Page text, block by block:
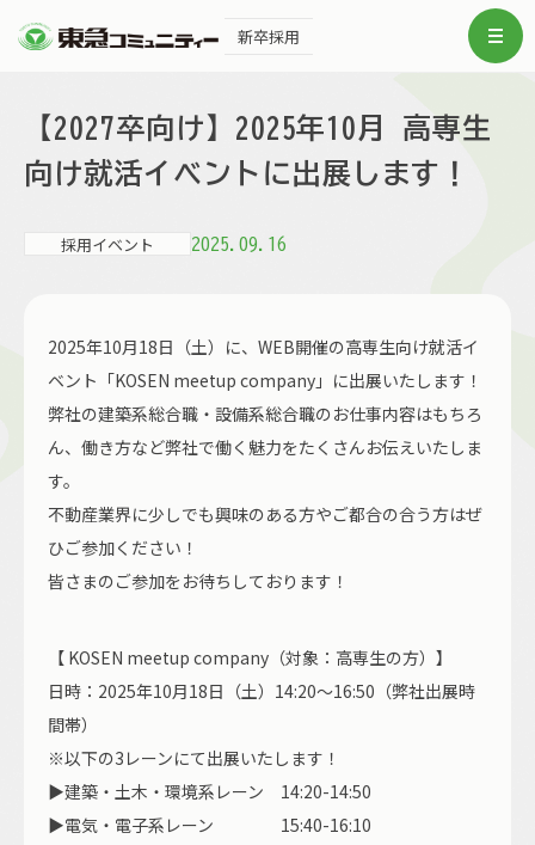
新卒採用
【2027卒向け】2025年10月 高専生
向け就活イベントに出展します！
採用イベント 2025.09.16
2025年10月18日（土）に、WEB開催の高専生向け就活イ
ベント「KOSEN meetup company」に出展いたします！
弊社の建築系総合職・設備系総合職のお仕事内容はもちろ
ん、働き方など弊社で働く魅力をたくさんお伝えいたしま
す。
不動産業界に少しでも興味のある方やご都合の合う方はぜ
ひご参加ください！
皆さまのご参加をお待ちしております！
【 KOSEN meetup company（対象：高専生の方）】
日時：2025年10月18日（土）14:20～16:50（弊社出展時
間帯）
※以下の3レーンにて出展いたします！
▶建築・土木・環境系レーン 14:20-14:50
▶電気・電子系レーン 15:40-16:10